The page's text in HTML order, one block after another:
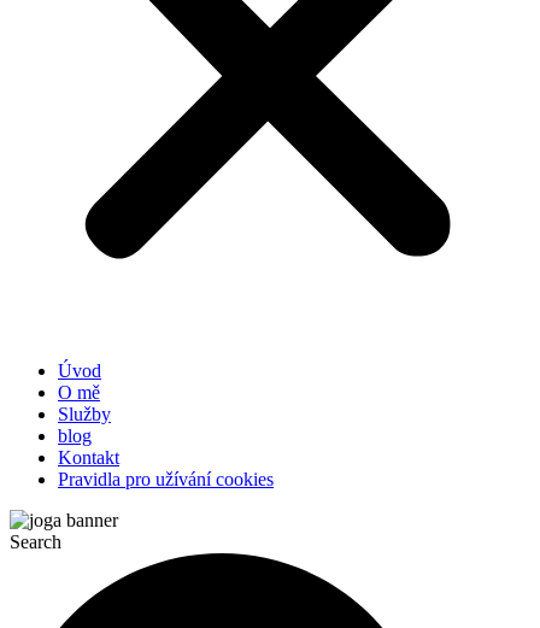
Úvod
O mě
Služby
blog
Kontakt
Pravidla pro užívání cookies
Search